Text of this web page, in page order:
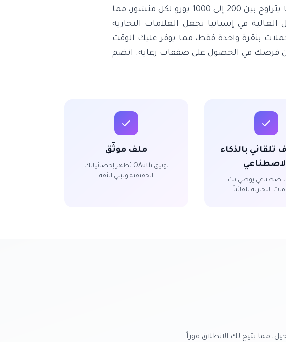
عمولات، يمكنك الاحتفاظ بكامل أرباحك. متوسط أسعار الرعاية في إسبانيا يتراوح بين 200 إلى 1000 يورو لكل منشور، مما
في إسبانيا تجعل العلامات التجارية
بنقرة واحدة فقط، مما يوفر عليك الوقت
من فرصك في الحصول على صفقات رعاية. انضم
تلقائي بالذكاء
الاصطناعي يوصي بك
التجارية تلقائياً
ملف موثّق
توثيق OAuth يُظهر إحصائياتك
الحقيقية ويبني الثقة
مما يتيح لك الانطلاق فوراً.